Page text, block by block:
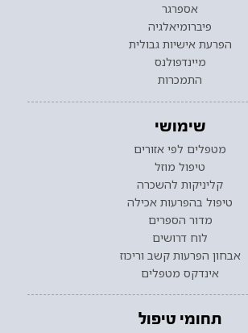
אספרגר
פיברומיאלגיה
הפרעת אישיות גבולית
מיינדפולנס
התמכרות
שימושי
מטפלים לפי אזורים
טיפול מוזל
קליניקות להשכרה
טיפול בהפרעות אכילה
מדור הספרים
לוח דרושים
אבחון הפרעות קשב וריכוז
אינדקס מטפלים
תחומי טיפול